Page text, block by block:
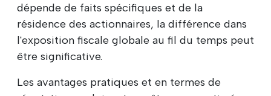
dépende de faits spécifiques et de la
résidence des actionnaires, la différence dans
l'exposition fiscale globale au fil du temps peut
être significative.
Les avantages pratiques et en termes de